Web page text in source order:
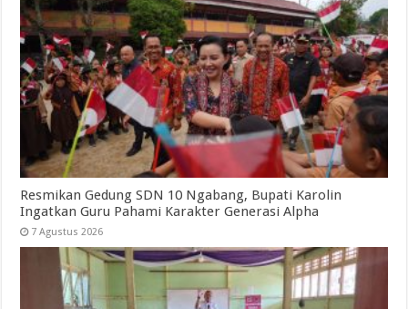
Resmikan Gedung SDN 10 Ngabang, Bupati Karolin
Ingatkan Guru Pahami Karakter Generasi Alpha
7 Agustus 2026